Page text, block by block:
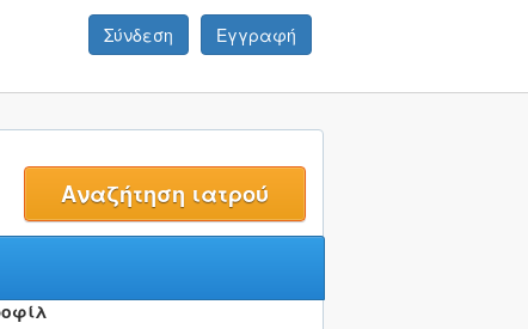
Σύνδεση Εγγραφή